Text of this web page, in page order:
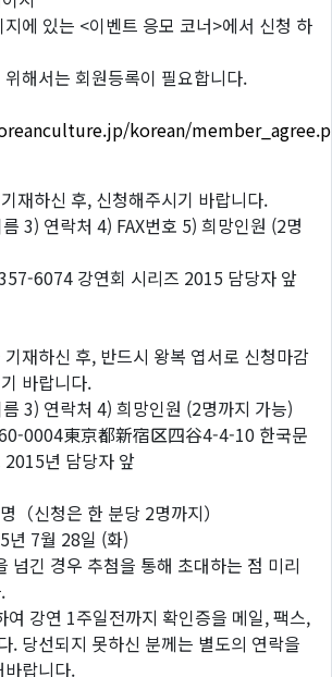
에 있는 <이벤트 응모 코너>에서 신청 하
해서는 회원등록이 필요합니다.
korean/
재하신 후, 신청해주시기 바랍니다.
3) 연락처 4) FAX번호 5) 희망인원 (2명
6074 강연회 시리즈 2015 담당자 앞
재하신 후, 반드시 왕복 엽서로 신청마감
바랍니다.
3) 연락처 4) 희망인원 (2명까지 가능)
0004東京都新宿区四谷4-4-10 한국문
2015년 담당자 앞
신청은 한 분당 2명까지）
7월 28일 (화)
넘긴 경우 추첨을 통해 초대하는 점 미리
여 강연 1주일전까지 확인증을 메일, 팩스,
. 당선되지 못하신 분께는 별도의 연락을
랍니다.